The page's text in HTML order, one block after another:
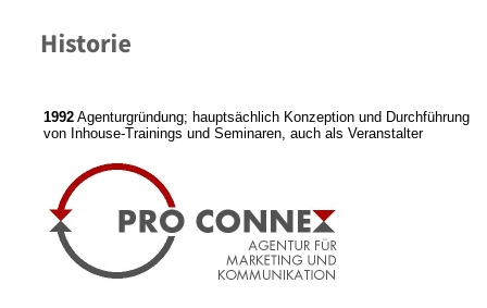
1992 Agenturgründung; hauptsächlich Konzeption und Durchführung
von Inhouse-Trainings und Seminaren, auch als Veranstalter